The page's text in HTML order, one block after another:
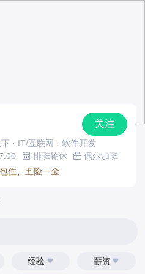
关注
· IT/互联网 · 软件开发
排班轮休
偶尔加班
住、五险一金
经验 薪资